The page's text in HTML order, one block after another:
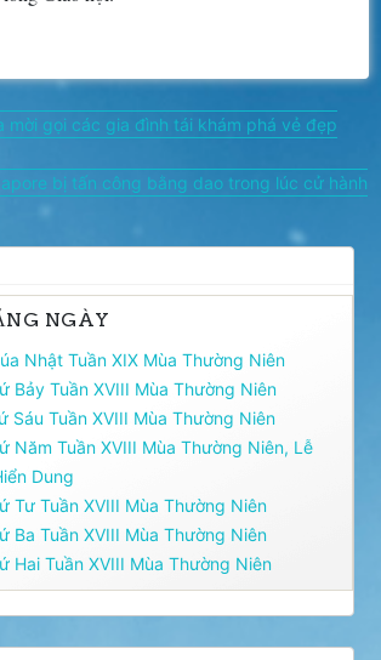
mời gọi các gia đình tái khám phá vẻ đẹp
bị tấn công bằng dao trong lúc cử hành
NGÀY
Nhật Tuần XIX Mùa Thường Niên
Bảy Tuần XVIII Mùa Thường Niên
Sáu Tuần XVIII Mùa Thường Niên
Năm Tuần XVIII Mùa Thường Niên, Lễ
Dung
Tư Tuần XVIII Mùa Thường Niên
Ba Tuần XVIII Mùa Thường Niên
Hai Tuần XVIII Mùa Thường Niên